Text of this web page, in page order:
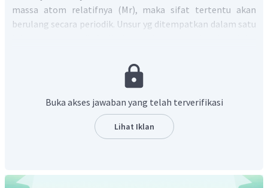
massa atom relatifnya (Mr), maka sifat tertentu akan
berulang secara periodik. Unsur yg ditempatkan dalam satu
beberapa tempat dengan keyakinan masih ada unsur-unsur
adalah terdapat prediksi terhadap unsur-unsur yang belum
ditemukan. Dimana pada akhirnya unsur yang diprediksikan
memang ditemukan dan sifatnya sangat mirip.
Salah satu kelebihan sistem Mendeleev adalah terdapat
Buka akses jawaban yang telah terverifikasi
Lihat Iklan